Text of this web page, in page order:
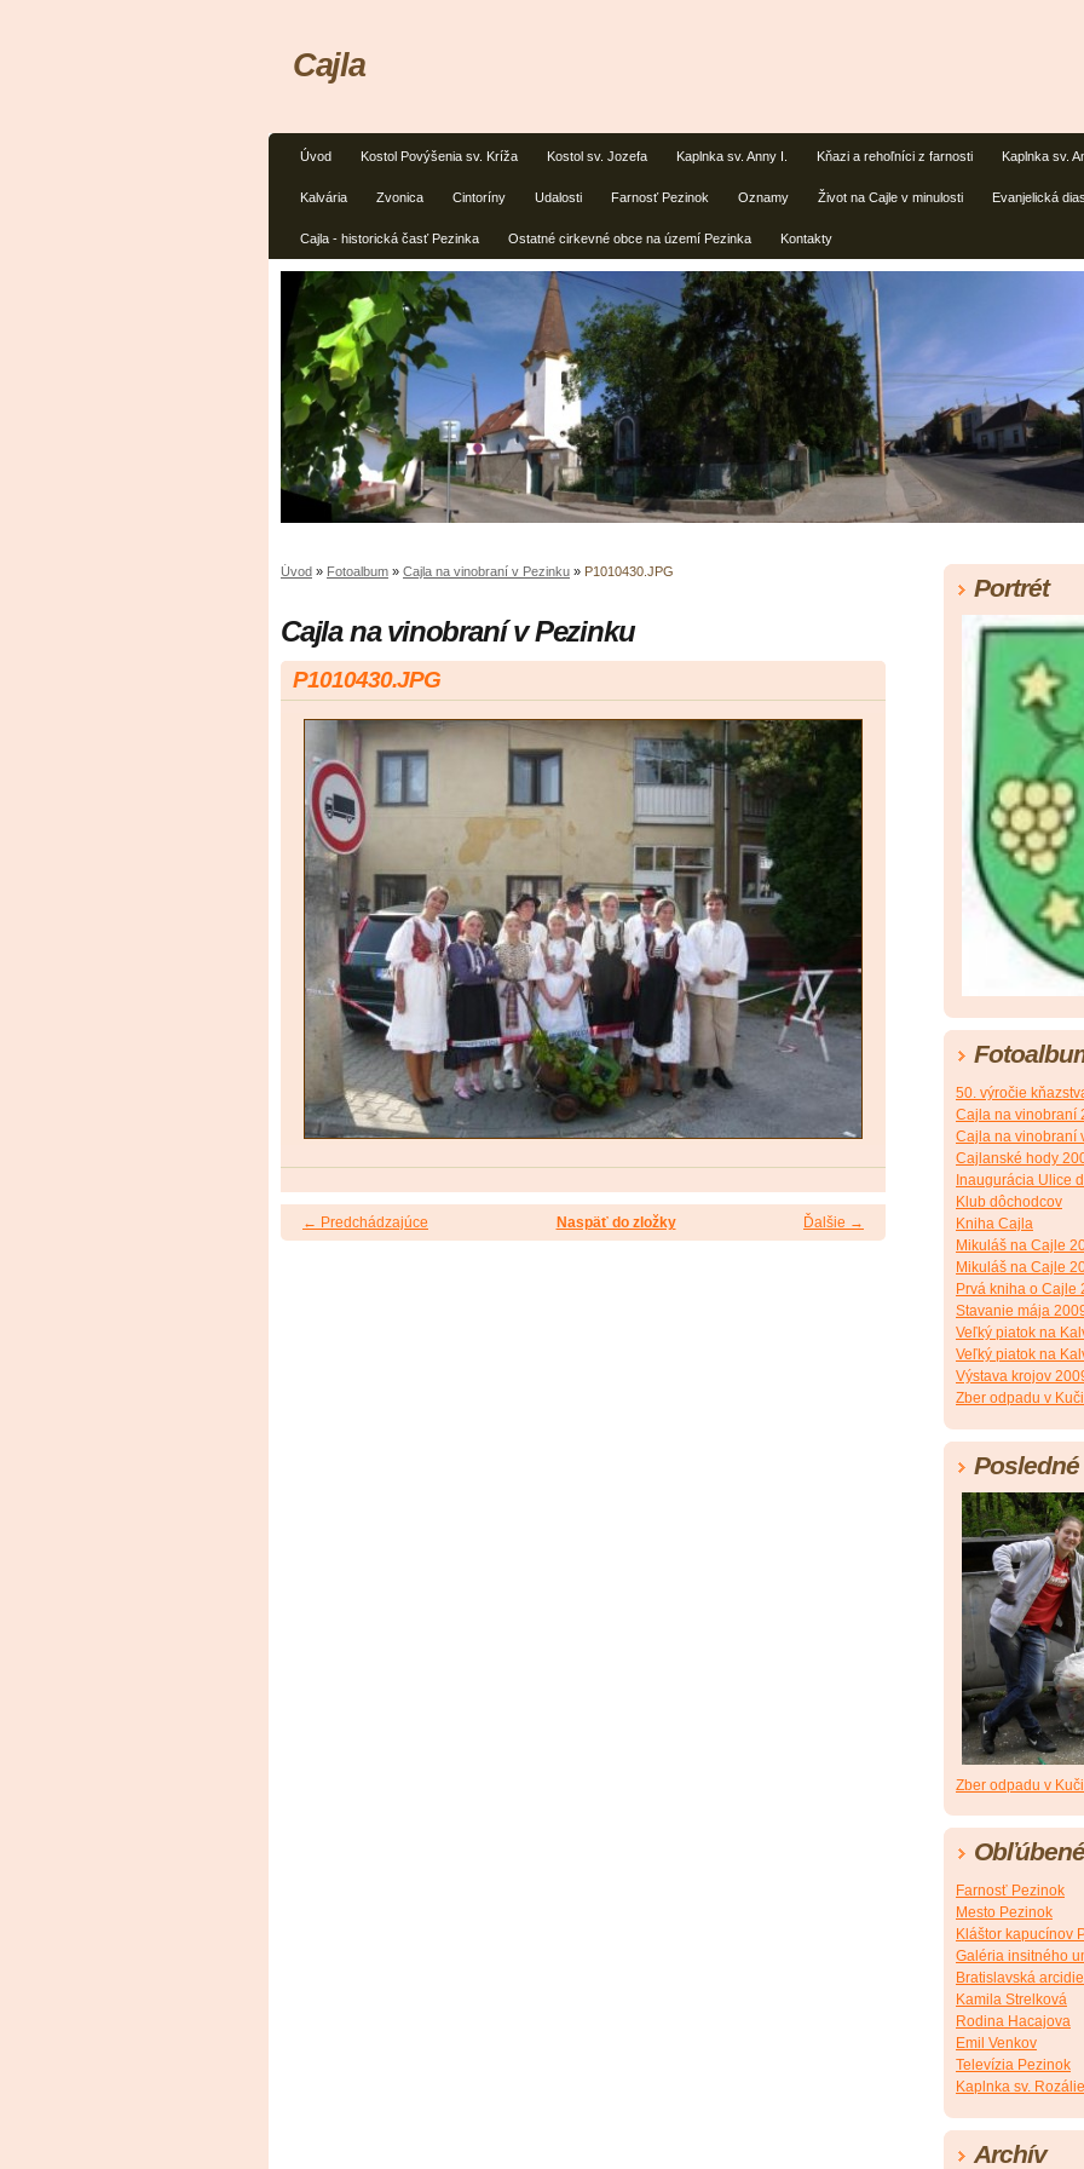
Úvod Kostol Povýšenia sv. Kríža Kostol sv. Jozefa Kaplnka sv. Anny I. Kňazi a rehoľníci z farnosti Kaplnka sv.
Kalvária Zvonica Cintoríny Udalosti Farnosť Pezinok Oznamy Život na Cajle v minulosti Evanjelická
Cajla - historická časť Pezinka Ostatné cirkevné obce na území Pezinka Kontakty
Cajla
Úvod » Fotoalbum » Cajla na vinobraní v Pezinku » P1010430.JPG
Cajla na vinobraní v Pezinku
P1010430.JPG
← Predchádzajúce Ďalšie →
Naspäť do zložky
Portrét
50. výročie
Cajla na vinobraní
Cajla na vinobraní
Cajlanské hody
Inaugurácia Ulice
Klub dôchodcov
Kniha Cajla
Mikuláš na Cajle
Mikuláš na Cajle
Prvá kniha o Cajle
Stavanie mája
Veľký piatok na
Veľký piatok na
Výstava krojov
Zber odpadu v
Zber odpadu v
Farnosť Pezinok
Mesto Pezinok
Kláštor kapucínov
Galéria insitného
Bratislavská
Kamila Strelková
Rodina Hacajova
Emil Venkov
Televízia Pezinok
Kaplnka sv. Rozálie
Archív